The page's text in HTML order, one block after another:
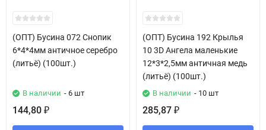
(ОПТ) Бусина 072 Снопик
6*4*4мм античное серебро
(литьё) (100шт.)
В наличии - 6 шт
144,80 ₽
(ОПТ) Бусина 192 Крылья
10 3D Ангела маленькие
12*3*2,5мм античная медь
(литьё) (100шт.)
В наличии - 10 шт
285,87 ₽